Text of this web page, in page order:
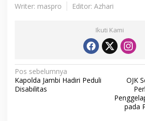
Writer: maspro Editor: Azhari
Ikuti Kami
N
a
Pos sebelumnya
Kapolda Jambi Hadiri Peduli
Disabilitas
OJK
pada